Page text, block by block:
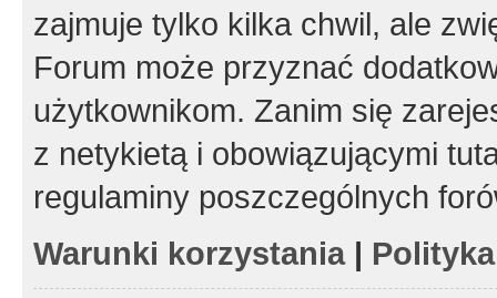
zajmuje tylko kilka chwil, ale
Forum może przyznać
użytkownikom. Zanim się
z netykietą i obowiązującymi
regulaminy poszczególnych
Warunki korzystania|